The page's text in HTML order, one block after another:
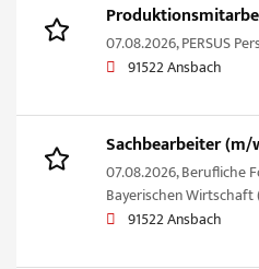
07.08.2026,PERSUS
91522 Ansbach
Sachbearbeiter
07.08.2026,Berufliche
Bayerischen
91522 Ansbach